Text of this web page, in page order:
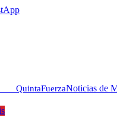
App
QuintaFuerzaNoticias de